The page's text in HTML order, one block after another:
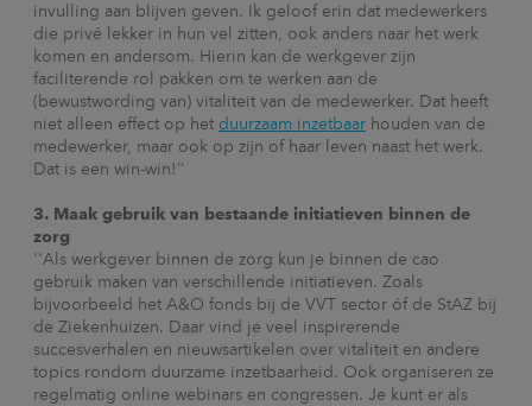
invulling aan blijven geven. Ik geloof erin dat medewerkers
die privé lekker in hun vel zitten, ook anders naar het werk
komen en andersom. Hierin kan de werkgever zijn
faciliterende rol pakken om te werken aan de
(bewustwording van) vitaliteit van de medewerker. Dat heeft
niet alleen effect op het duurzaam inzetbaar houden van de
medewerker, maar ook op zijn of haar leven naast het werk.
Dat is een win-win!’’
3. Maak gebruik van bestaande initiatieven binnen de
zorg
''Als werkgever binnen de zorg kun je binnen de cao
gebruik maken van verschillende initiatieven. Zoals
bijvoorbeeld het A&O fonds bij de VVT sector óf de StAZ bij
de Ziekenhuizen. Daar vind je veel inspirerende
succesverhalen en nieuwsartikelen over vitaliteit en andere
topics rondom duurzame inzetbaarheid. Ook organiseren ze
regelmatig online webinars en congressen. Je kunt er als